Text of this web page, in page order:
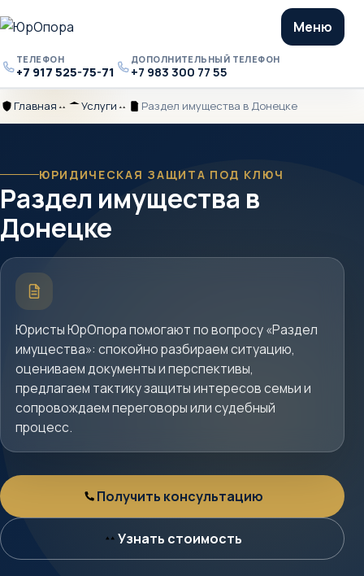
Телефон
ТЕЛЕФОН
+7 917 525-75-71 Дополнительный
телефон
ДОПОЛНИТЕЛЬНЫЙ ТЕЛЕФОН
+7 983 300 77 55
Меню
Главная
Главная Разделитель
Услуги
Услуги Разделитель
Раздел
Раздел имущества в Донецке
ЮРИДИЧЕСКАЯ ЗАЩИТА ПОД КЛЮЧ
Раздел имущества в
Донецке
Краткое
описание
услуги
Юристы ЮрОпора помогают по вопросу «Раздел
имущества»: спокойно разбираем ситуацию,
оцениваем документы и перспективы,
предлагаем тактику защиты интересов семьи и
сопровождаем переговоры или судебный
процесс.
Консультация
Получить консультацию
Стоимость
Узнать стоимость